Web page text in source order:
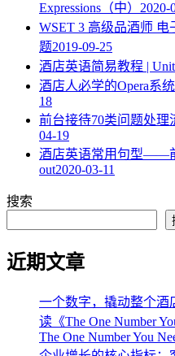
Expressions（中） 2020-
WSET 3 高级品酒师
题2019-09-25
酒店英语简易教程 |
酒店人必学的Opera系
18
前台接待70类问题处
04-19
酒店英语常用句型——
out2020-03-11
搜索
近期文章
一个数字，撬动整个
读《The One Number
The One Number You